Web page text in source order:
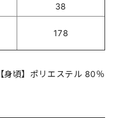
38
178
身頃】ポリエステル 80％